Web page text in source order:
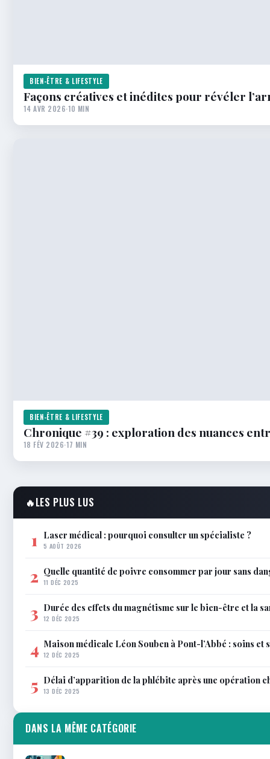
BIEN-ÊTRE & LIFESTYLE
Façons créatives et inédites pour révéler
14 AVR 2026·10 MIN
BIEN-ÊTRE & LIFESTYLE
Chronique #39 : exploration des nuances
18 FÉV 2026·17 MIN
🔥LES PLUS LUS
1 Laser médical : pourquoi consulter un spécialiste ?
5 AOÛT 2026
2 Quelle quantité de poivre consommer par jour sans
11 DÉC 2025
3 Durée des effets du magnétisme sur le bien-être et la
12 DÉC 2025
4 Maison médicale Léon Souben à Pont-l’Abbé : soins et
12 DÉC 2025
5 Délai d’apparition de la phlébite après une opération
13 DÉC 2025
DANS LA MÊME CATÉGORIE